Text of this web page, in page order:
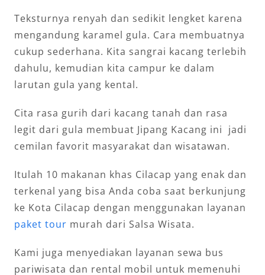
Teksturnya renyah dan sedikit lengket karena
mengandung karamel gula. Cara membuatnya
cukup sederhana. Kita sangrai kacang terlebih
dahulu, kemudian kita campur ke dalam
larutan gula yang kental.
Cita rasa gurih dari kacang tanah dan rasa
legit dari gula membuat Jipang Kacang ini jadi
cemilan favorit masyarakat dan wisatawan.
Itulah 10 makanan khas Cilacap yang enak dan
terkenal yang bisa Anda coba saat berkunjung
ke Kota Cilacap dengan menggunakan layanan
paket tour murah dari Salsa Wisata.
Kami juga menyediakan layanan sewa bus
pariwisata dan rental mobil untuk memenuhi